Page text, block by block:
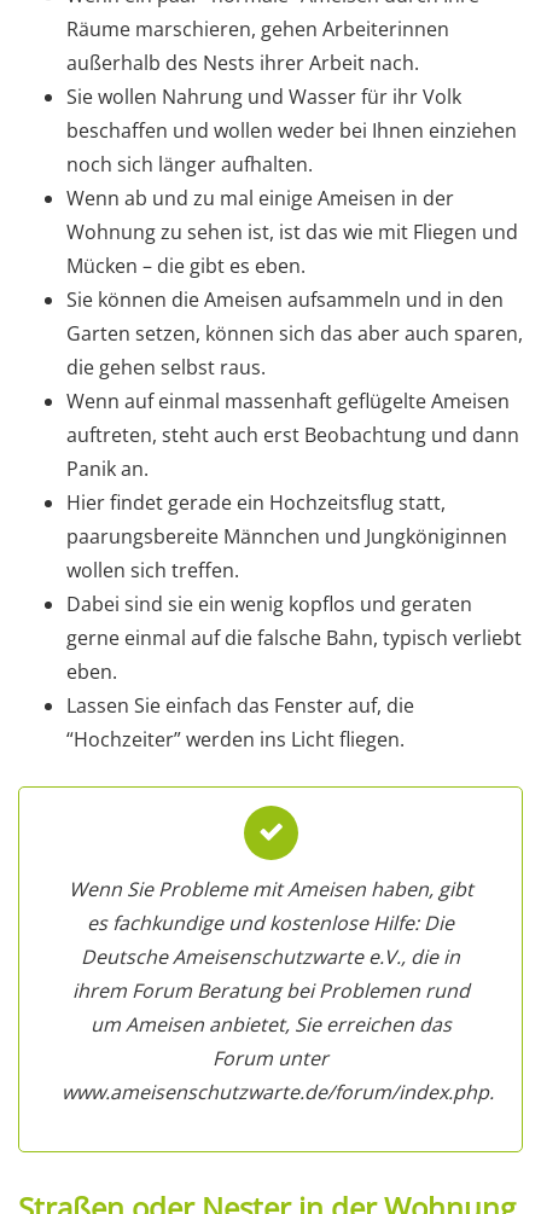
Räume marschieren, gehen Arbeiterinnen
außerhalb des Nests ihrer Arbeit nach.
Sie wollen Nahrung und Wasser für ihr Volk
beschaffen und wollen weder bei Ihnen einziehen
noch sich länger aufhalten.
Wenn ab und zu mal einige Ameisen in der
Wohnung zu sehen ist, ist das wie mit Fliegen und
Mücken – die gibt es eben.
Sie können die Ameisen aufsammeln und in den
Garten setzen, können sich das aber auch sparen,
die gehen selbst raus.
Wenn auf einmal massenhaft geflügelte Ameisen
auftreten, steht auch erst Beobachtung und dann
Panik an.
Hier findet gerade ein Hochzeitsflug statt,
paarungsbereite Männchen und Jungköniginnen
wollen sich treffen.
Dabei sind sie ein wenig kopflos und geraten
gerne einmal auf die falsche Bahn, typisch verliebt
eben.
Lassen Sie einfach das Fenster auf, die
“Hochzeiter” werden ins Licht fliegen.
Wenn Sie Probleme mit Ameisen haben, gibt
es fachkundige und kostenlose Hilfe: Die
Deutsche Ameisenschutzwarte e.V., die in
ihrem Forum Beratung bei Problemen rund
um Ameisen anbietet, Sie erreichen das
Forum unter
www.ameisenschutzwarte.de/forum/index.php.